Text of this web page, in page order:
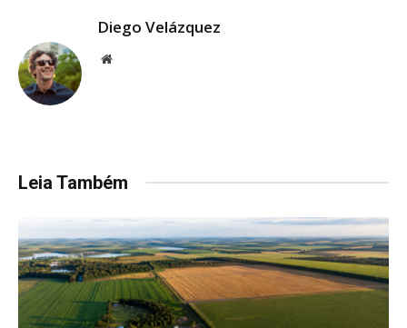
Diego Velázquez
Website
Leia Também